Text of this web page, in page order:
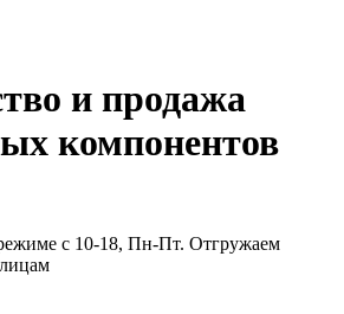
и продажа
компонентов
с 10-18, Пн-Пт. Отгружаем